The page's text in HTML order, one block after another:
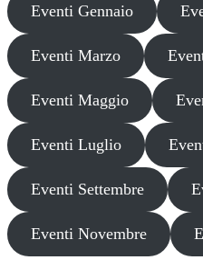
Eventi Gennaio
Eventi Marzo
Eventi Maggio
Eventi Luglio
Eventi Settembre
Eventi Novembre